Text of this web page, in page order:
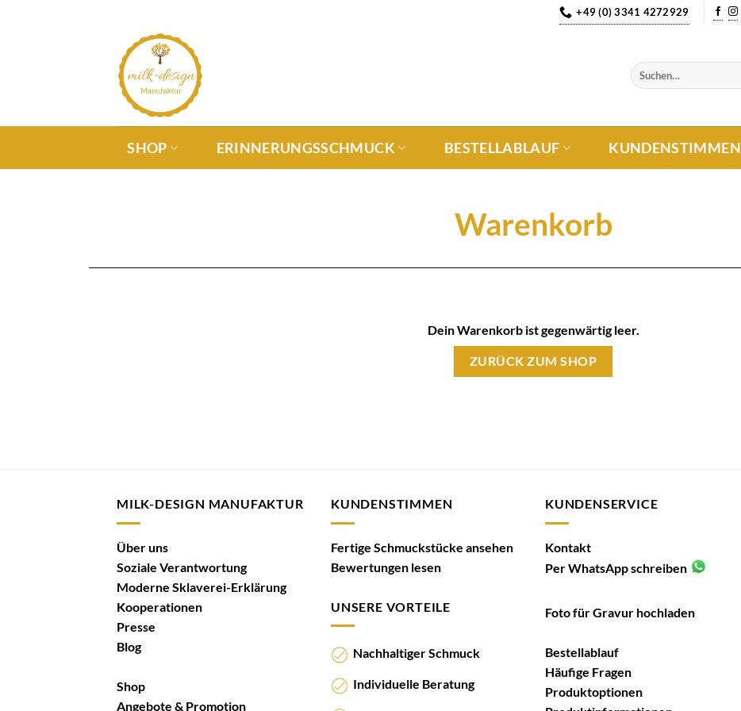
+49 (0) 3341 4272929
SHOP ERINNERUNGSSCHMUCK BESTELLABLAUF KUNDENSTIMMEN
Warenkorb
Dein Warenkorb ist gegenwärtig leer.
ZURÜCK ZUM SHOP
MILK-DESIGN MANUFAKTUR
Über uns
Soziale Verantwortung
Moderne Sklaverei-Erklärung
Kooperationen
Presse
Blog
Shop
Angebote & Promotion
KUNDENSTIMMEN
Fertige Schmuckstücke ansehen
Bewertungen lesen
UNSERE VORTEILE
Nachhaltiger Schmuck
Individuelle Beratung
KUNDENSERVICE
Kontakt
Per WhatsApp schreiben
Foto für Gravur hochladen
Bestellablauf
Häufige Fragen
Produktoptionen